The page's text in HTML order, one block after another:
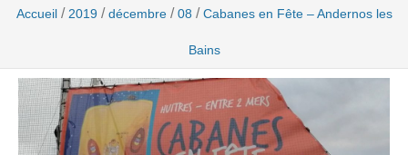
Accueil / 2019 / décembre / 08 / Cabanes en Fête – Andernos les
Bains